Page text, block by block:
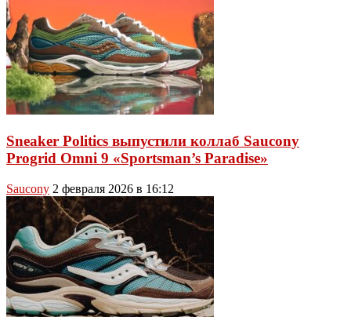
Sneaker Politics выпустили коллаб Saucony
Progrid Omni 9 «Sportsman’s Paradise»
Saucony 2 февраля 2026 в 16:12